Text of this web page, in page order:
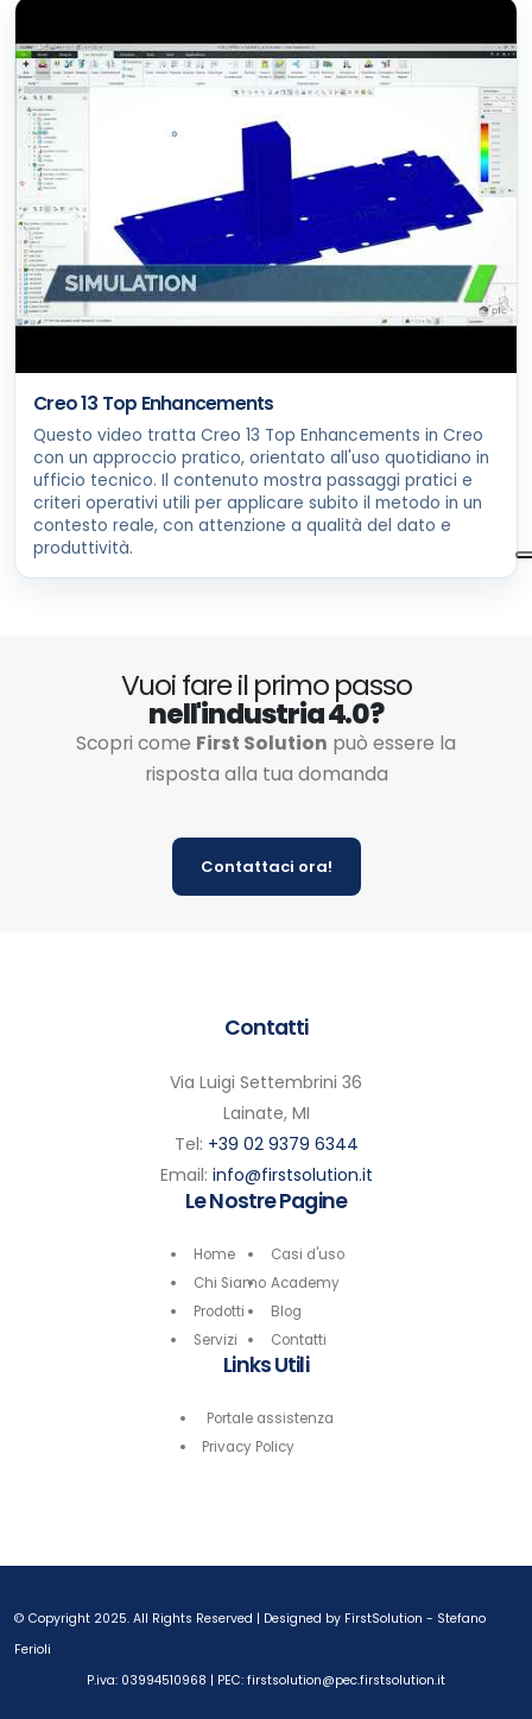
Creo 13 Top Enhancements
Questo video tratta Creo 13 Top Enhancements in Creo
con un approccio pratico, orientato all'uso quotidiano in
ufficio tecnico. Il contenuto mostra passaggi pratici e
criteri operativi utili per applicare subito il metodo in un
contesto reale, con attenzione a qualità del dato e
produttività.
Vuoi fare il primo passo
nell'industria 4.0?
Scopri come First Solution può essere la
risposta alla tua domanda
Contattaci ora!
Contatti
Via Luigi Settembrini 36
Lainate, MI
Tel: +39 02 9379 6344
Email: info@firstsolution.it
Le Nostre Pagine
Home
Chi Siamo
Prodotti
Servizi
Casi d'uso
Academy
Blog
Contatti
Links Utili
Portale assistenza
Privacy Policy
© Copyright 2025. All Rights Reserved | Designed by FirstSolution - Stefano
Ferioli
P.iva: 03994510968 | PEC: firstsolution@pec.firstsolution.it